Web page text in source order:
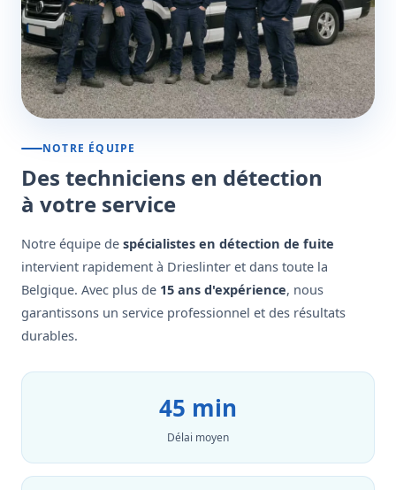
NOTRE ÉQUIPE
Des techniciens en détection
à votre service
Notre équipe de spécialistes en détection de fuite
intervient rapidement à Drieslinter et dans toute la
Belgique. Avec plus de 15 ans d'expérience, nous
garantissons un service professionnel et des résultats
durables.
45 min
Délai moyen